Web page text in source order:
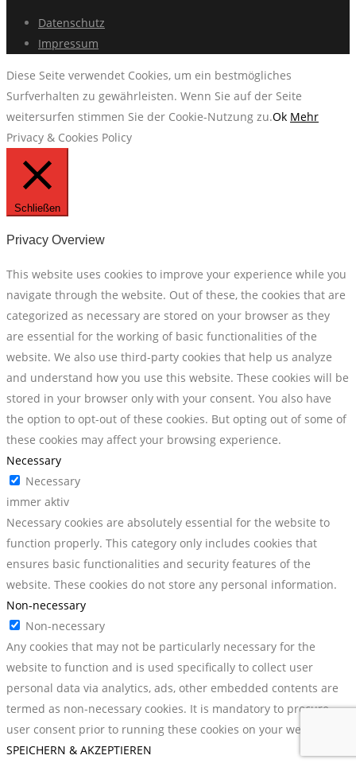
Datenschutz
Impressum
Diese Seite verwendet Cookies, um ein bestmögliches
Surfverhalten zu gewährleisten. Wenn Sie auf der Seite
weitersurfen stimmen Sie der Cookie-Nutzung zu.Ok Mehr
Privacy & Cookies Policy
Schließen
Privacy Overview
This website uses cookies to improve your experience while you
navigate through the website. Out of these, the cookies that are
categorized as necessary are stored on your browser as they
are essential for the working of basic functionalities of the
website. We also use third-party cookies that help us analyze
and understand how you use this website. These cookies will be
stored in your browser only with your consent. You also have
the option to opt-out of these cookies. But opting out of some of
these cookies may affect your browsing experience.
Necessary
Necessary
immer aktiv
Necessary cookies are absolutely essential for the website to
function properly. This category only includes cookies that
ensures basic functionalities and security features of the
website. These cookies do not store any personal information.
Non-necessary
Non-necessary
Any cookies that may not be particularly necessary for the
website to function and is used specifically to collect user
personal data via analytics, ads, other embedded contents are
termed as non-necessary cookies. It is mandatory to procure
user consent prior to running these cookies on your website.
SPEICHERN & AKZEPTIEREN